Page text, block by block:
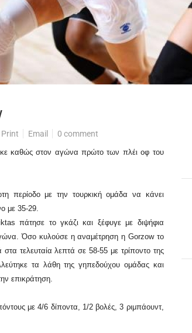
Print Email 0 comment
καθώς στον αγώνα πρώτο των πλέι οφ του
περίοδο με την τουρκική ομάδα να κάνει
με 35-29.
πάτησε το γκάζι και ξέφυγε με διψήφια
Όσο κυλούσε η αναμέτρηση η Gorzow το
τελευταία λεπτά σε 58-55 με τρίποντο της
τα λάθη της γηπεδούχου ομάδας και
επικράτηση.
με 4/6 δίποντα, 1/2 βολές, 3 ριμπάουντ,